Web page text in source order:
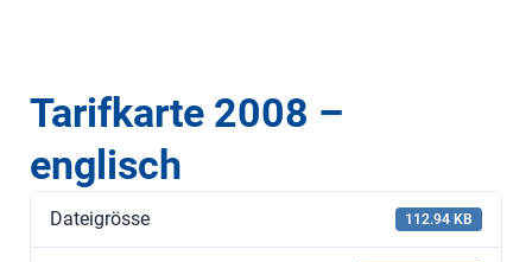
Tarifkarte 2008 –
englisch
Dateigrösse 112.94 KB